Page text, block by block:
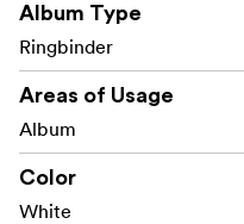
Album Type
Ringbinder
Areas of Usage
Album
Color
White